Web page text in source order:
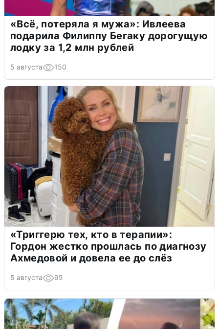
«Всё, потеряла я мужа»: Ивлеева
подарила Филиппу Бегаку дорогущую
лодку за 1,2 млн рублей
5 августа 150
«Триггерю тех, кто в терапии»:
Гордон жестко прошлась по диагнозу
Ахмедовой и довела ее до слёз
5 августа 95